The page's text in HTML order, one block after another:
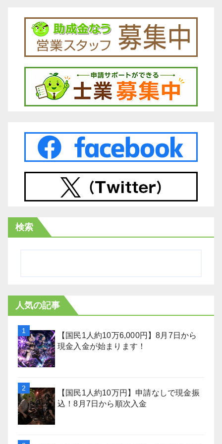
検索
人気の記事
【国民1人約10万6,000円】8月7日から
現金入金が始まります！
【国民1人約10万円】申請なしで現金振
込！8月7日から順次入金